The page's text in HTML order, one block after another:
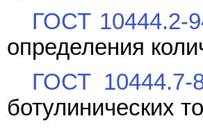
ГОСТ 10444.2-
определения
ГОСТ 10444.7-
ботулинических